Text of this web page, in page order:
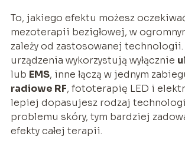
To, jakiego efektu możesz
mezoterapii bezigłowej, w
zależy od zastosowanej
urządzenia wykorzystują wyłącznie
lub EMS, inne łączą w jednym
radiowe RF, fototerapię LED i
lepiej dopasujesz rodzaj
problemu skóry, tym bardziej
efekty całej terapii.